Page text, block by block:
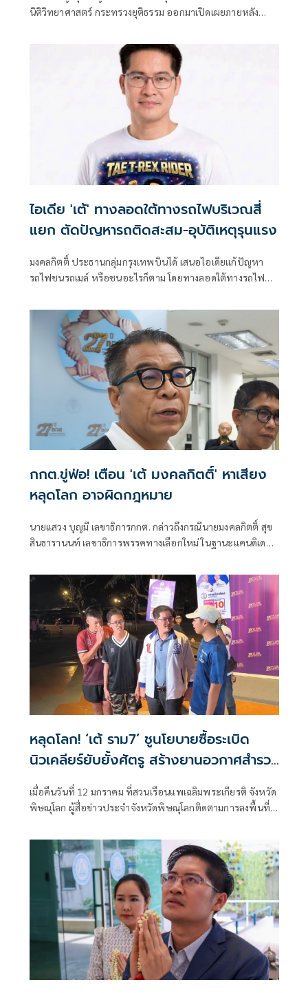
นิติวิทยาศาสตร์ กระทรวงยุติธรรม ออกมาเปิดเผยภายหลัง
เวช และแพทย์ผู้เชี่ยวชาญด้านศัลยกรรมตกแต่ง
ไอเดีย 'เต้' ทางลอดใต้ทางรถไฟบริเวณสี่
แยก ตัดปัญหารถติดสะสม-อุบัติเหตุรุนแรง
มงคลกิตติ์ ประธานกลุ่มกรุงเทพบินได้ เสนอไอเดียแก้ปัญหา
รถไฟชนรถเมล์ หรือชนอะไรก็ตาม โดยทางลอดใต้ทางรถไฟ
กกต.ขู่ฟ่อ! เตือน 'เต้ มงคลกิตติ์' หาเสียง
หลุดโลก อาจผิดกฎหมาย
นายแสวง บุญมี เลขาธิการกกต. กล่าวถึงกรณีนายมงคลกิตติ์ สุข
สินธารานนท์ เลขาธิการพรรคทางเลือกใหม่ ในฐานะแคนดิเดท
เปลี่ยนโลก เช่น จูราสิค พาร์ค ไดโนเสาร์มีชีวิต เที่ยวอาบอบ
นวดคนละครึ่ง รวมถึงการซื้อทีมฟุตบอลแมนเชสเตอร์ยูไนเต็ด
หลุดโลก! ‘เต้ ราม7’ ชูนโยบายซื้อระเบิด
นิวเคลียร์ยับยั้งศัตรู สร้างยานอวกาศสำรวจ
ดวงดาว
เมื่อคืนวันที่ 12 มกราคม ที่สวนเรือนแพเฉลิมพระเกียรติ จังหวัด
พิษณุโลก ผู้สื่อข่าวประจำจังหวัดพิษณุโลกติดตามการลงพื้นที่